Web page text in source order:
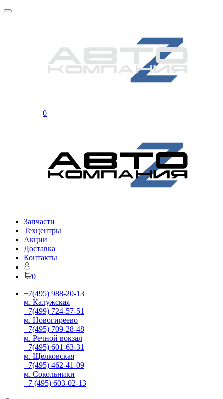
0
Запчасти
Техцентры
Акции
Доставка
Контакты
0
+7(495) 988-20-13
м. Калужская
+7(499) 724-57-51
м. Новогиреево
+7(495) 709-28-48
м. Речной вокзал
+7(495) 601-63-31
м. Щелковская
+7(495) 462-41-09
м. Сокольники
+7 (495) 603-02-13